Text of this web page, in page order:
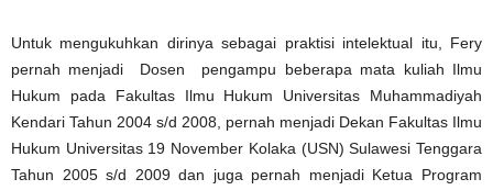
Untuk mengukuhkan dirinya sebagai praktisi intelektual itu, Fery
pernah menjadi Dosen pengampu beberapa mata kuliah Ilmu
Hukum pada Fakultas Ilmu Hukum Universitas Muhammadiyah
Kendari Tahun 2004 s/d 2008, pernah menjadi Dekan Fakultas Ilmu
Hukum Universitas 19 November Kolaka (USN) Sulawesi Tenggara
Tahun 2005 s/d 2009 dan juga pernah menjadi Ketua Program